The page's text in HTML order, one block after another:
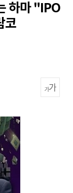
하마 "IPO
코